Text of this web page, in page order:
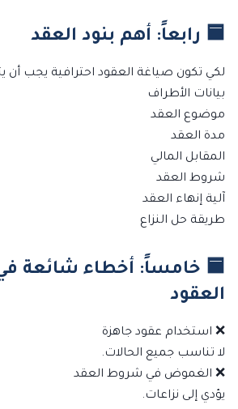
🟦 رابعاً: أهم بنود العقد
لكي تكون صياغة العقود احترافية يجب أن
بيانات الأطراف
موضوع العقد
مدة العقد
المقابل المالي
شروط العقد
آلية إنهاء العقد
طريقة حل النزاع
🟦 خامساً: أخطاء شائعة
العقود
❌ استخدام عقود جاهزة
لا تناسب جميع الحالات.
❌ الغموض في شروط العقد
يؤدي إلى نزاعات.